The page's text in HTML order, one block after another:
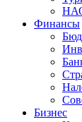
Финансы
Бизнес